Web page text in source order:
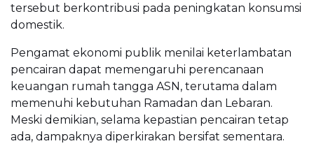
tersebut berkontribusi pada peningkatan konsumsi
domestik.
Pengamat ekonomi publik menilai keterlambatan
pencairan dapat memengaruhi perencanaan
keuangan rumah tangga ASN, terutama dalam
memenuhi kebutuhan Ramadan dan Lebaran.
Meski demikian, selama kepastian pencairan tetap
ada, dampaknya diperkirakan bersifat sementara.